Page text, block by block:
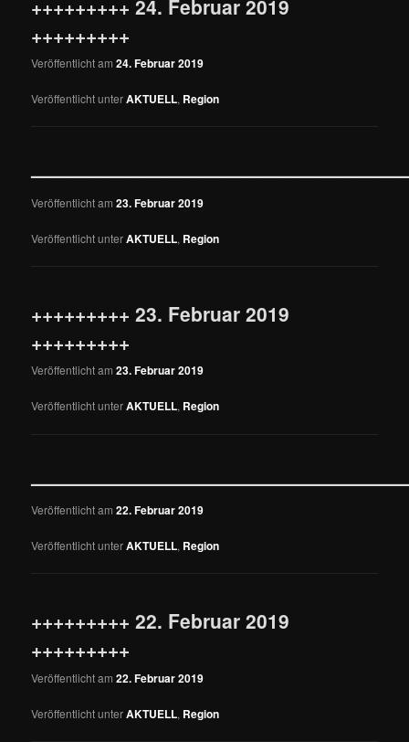
+++++++++ 24. Februar 2019
+++++++++
Veröffentlicht am24. Februar 2019
Veröffentlicht unterAKTUELL, Region
Veröffentlicht am23. Februar 2019
Veröffentlicht unterAKTUELL, Region
+++++++++ 23. Februar 2019
+++++++++
Veröffentlicht am23. Februar 2019
Veröffentlicht unterAKTUELL, Region
Veröffentlicht am22. Februar 2019
Veröffentlicht unterAKTUELL, Region
+++++++++ 22. Februar 2019
+++++++++
Veröffentlicht am22. Februar 2019
Veröffentlicht unterAKTUELL, Region